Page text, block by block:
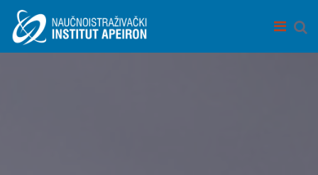
Skip to main content